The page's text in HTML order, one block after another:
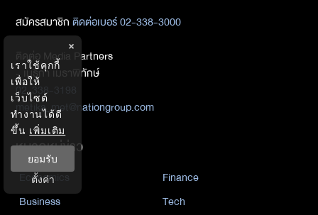
สมัครสมาชิกติดต่อเบอร์ 02-338-3000
ติดต่อ Media Partners
- เมธิกา เมธาพิทักษ์
02-338-3198
metika_met@nationgroup.com
หมวดหมู่ข่าว
Economics
Finance
Business
Tech
×
เราใช้คุกกี้
เพื่อให้
เว็บไซต์
ทำงานได้ดี
ขึ้น เพิ่มเติม
ยอมรับ
ตั้งค่า